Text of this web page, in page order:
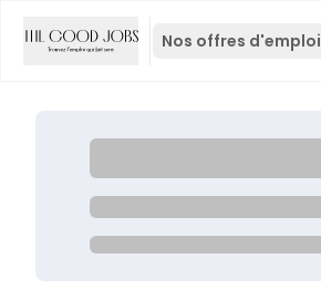
Nos offres d'emploi